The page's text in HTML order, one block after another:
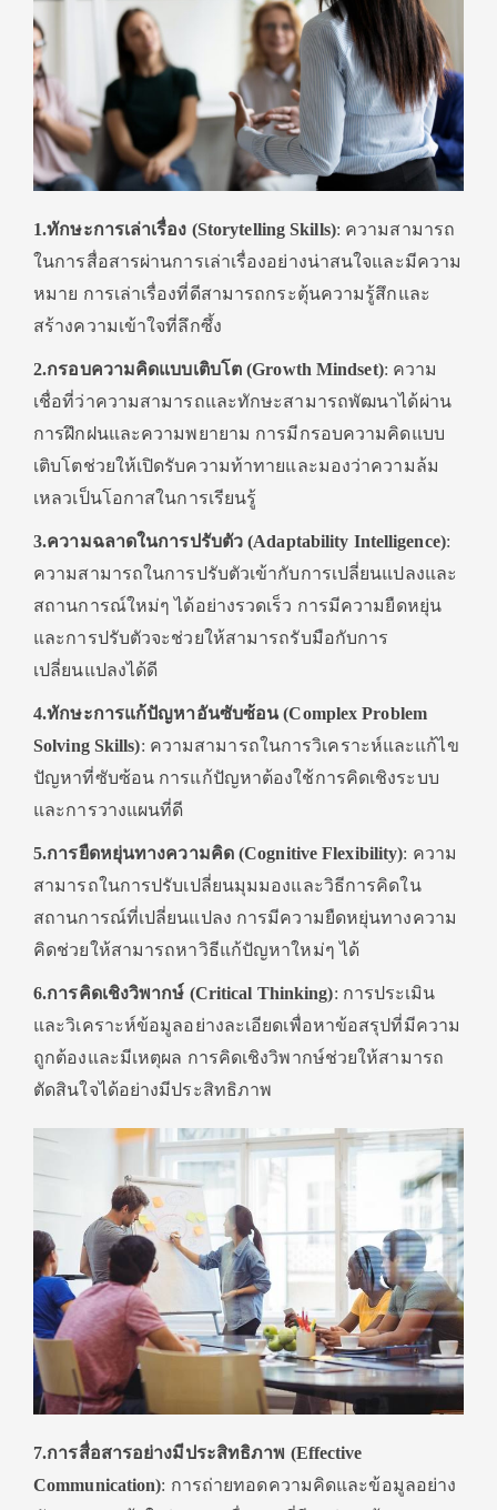
1.ทักษะการเล่าเรื่อง (Storytelling Skills): ความสามารถ
ในการสื่อสารผ่านการเล่าเรื่องอย่างน่าสนใจและมีความ
หมาย การเล่าเรื่องที่ดีสามารถกระตุ้นความรู้สึกและ
สร้างความเข้าใจที่ลึกซึ้ง
2.กรอบความคิดแบบเติบโต (Growth Mindset): ความ
เชื่อที่ว่าความสามารถและทักษะสามารถพัฒนาได้ผ่าน
การฝึกฝนและความพยายาม การมีกรอบความคิดแบบ
เติบโตช่วยให้เปิดรับความท้าทายและมองว่าความล้ม
เหลวเป็นโอกาสในการเรียนรู้
3.ความฉลาดในการปรับตัว (Adaptability Intelligence):
ความสามารถในการปรับตัวเข้ากับการเปลี่ยนแปลงและ
สถานการณ์ใหม่ๆ ได้อย่างรวดเร็ว การมีความยืดหยุ่น
และการปรับตัวจะช่วยให้สามารถรับมือกับการ
เปลี่ยนแปลงได้ดี
4.ทักษะการแก้ปัญหาอันซับซ้อน (Complex Problem
Solving Skills): ความสามารถในการวิเคราะห์และแก้ไข
ปัญหาที่ซับซ้อน การแก้ปัญหาต้องใช้การคิดเชิงระบบ
และการวางแผนที่ดี
5.การยืดหยุ่นทางความคิด (Cognitive Flexibility): ความ
สามารถในการปรับเปลี่ยนมุมมองและวิธีการคิดใน
สถานการณ์ที่เปลี่ยนแปลง การมีความยืดหยุ่นทางความ
คิดช่วยให้สามารถหาวิธีแก้ปัญหาใหม่ๆ ได้
6.การคิดเชิงวิพากษ์ (Critical Thinking): การประเมิน
และวิเคราะห์ข้อมูลอย่างละเอียดเพื่อหาข้อสรุปที่มีความ
ถูกต้องและมีเหตุผล การคิดเชิงวิพากษ์ช่วยให้สามารถ
ตัดสินใจได้อย่างมีประสิทธิภาพ
7.การสื่อสารอย่างมีประสิทธิภาพ (Effective
Communication): การถ่ายทอดความคิดและข้อมูลอย่าง